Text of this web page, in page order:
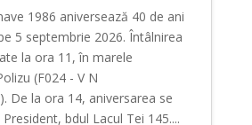
1986 aniversează 40 de ani
5 septembrie 2026. Întâlnirea
la ora 11, în marele
(F024 - V N
De la ora 14, aniversarea se
bdul Lacul Tei 145....